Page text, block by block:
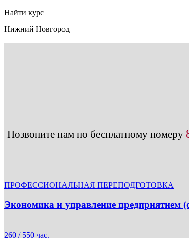
Найти курс
Нижний Новгород
Позвоните нам по бесплатному номеру
ПРОФЕССИОНАЛЬНАЯ ПЕРЕПОДГОТОВКА
Экономика и управление предприятием
260 / 550 час.